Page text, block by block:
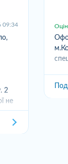
09:34
2
не